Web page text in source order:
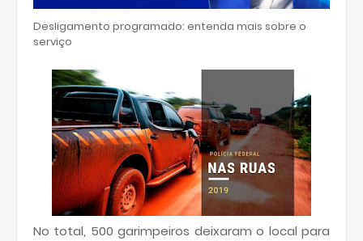
Desligamento programado: entenda mais sobre o
serviço
No total, 500 garimpeiros deixaram o local para